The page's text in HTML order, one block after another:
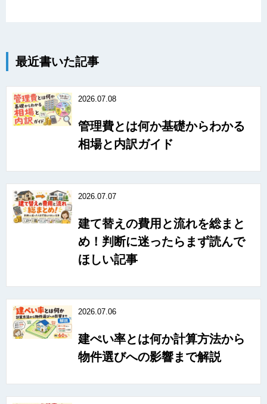
最近書いた記事
2026.07.08
管理費とは何か基礎からわかる
相場と内訳ガイド
2026.07.07
建て替えの費用と流れを総まと
め！判断に迷ったらまず読んで
ほしい記事
2026.07.06
建ぺい率とは何か計算方法から
物件選びへの影響まで解説